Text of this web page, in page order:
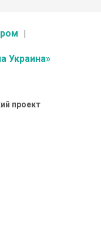
Украина»
проект